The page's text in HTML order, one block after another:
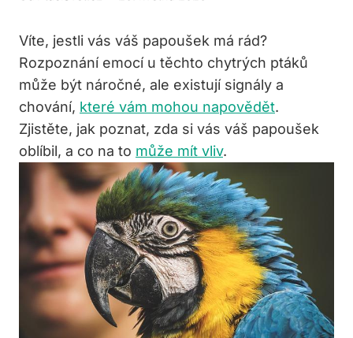
Víte, jestli vás váš‌ papoušek ‌má rád?
Rozpoznání emocí u těchto chytrých ptáků
může být náročné, ale existují signály a
chování, které vám mohou napovědět.
Zjistěte, jak poznat, ⁤zda si vás váš papoušek
oblíbil, a co na ‌to může mít vliv.